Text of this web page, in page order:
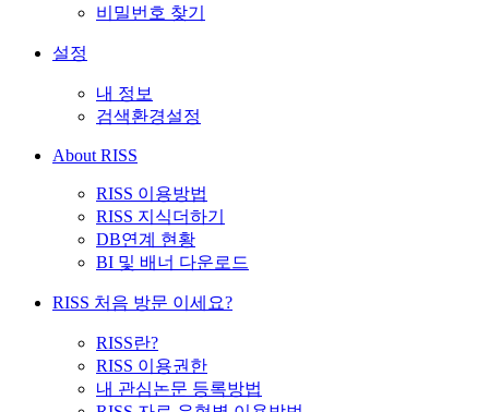
비밀번호 찾기
설정
내 정보
검색환경설정
About RISS
RISS 이용방법
RISS 지식더하기
DB연계 현황
BI 및 배너 다운로드
RISS 처음 방문 이세요?
RISS란?
RISS 이용권한
내 관심논문 등록방법